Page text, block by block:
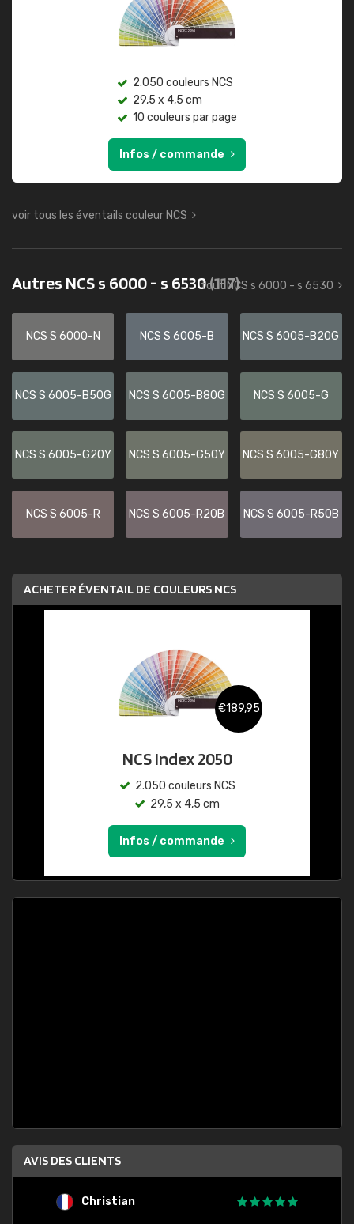
2.050 couleurs NCS
29,5 x 4,5 cm
10 couleurs par page
Infos / commande
voir tous les éventails couleur NCS
Autres NCS s 6000 - s 6530(117)
tout NCS s 6000 - s 6530
NCS S 6000-N NCS S 6005-B NCS S 6005-B20G
NCS S 6005-B50G NCS S 6005-B80G NCS S 6005-G
NCS S 6005-G20Y NCS S 6005-G50Y NCS S 6005-G80Y
NCS S 6005-R NCS S 6005-R20B NCS S 6005-R50B
ACHETER ÉVENTAIL DE COULEURS NCS
€189,95
NCS Index 2050
2.050 couleurs NCS
29,5 x 4,5 cm
Infos / commande
AVIS DES CLIENTS
Christian